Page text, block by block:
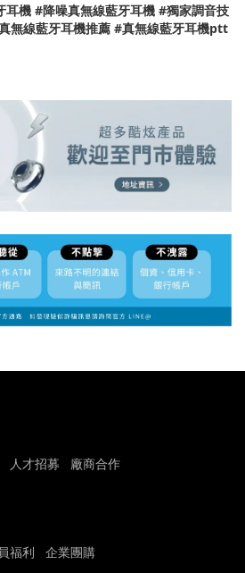
機 #降噪真無線藍牙耳機 #獨家調音技
無線藍牙耳機推薦 #真無線藍牙耳機ptt
人才招募 廠商合作
福利 企業團購